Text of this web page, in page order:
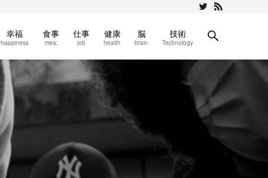
幸福
happiness
食事
mea;
仕事
job
健康
health
脳
brain
技術
Technology